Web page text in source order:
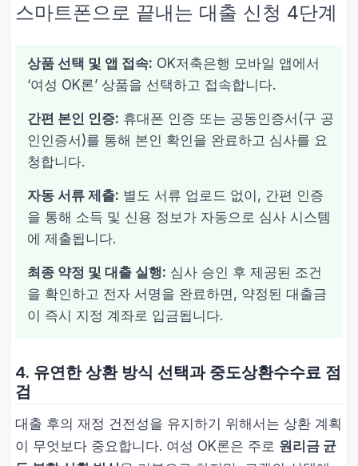
스마트폰으로 끝내는 대출 신청 4단계
상품 선택 및 앱 접속: OK저축은행 모바일 앱에서
‘여성 OK론’ 상품을 선택하고 접속합니다.
간편 본인 인증: 휴대폰 인증 또는 공동인증서(구 공
인인증서)를 통해 본인 확인을 완료하고 심사를 요
청합니다.
자동 서류 제출: 별도 서류 업로드 없이, 간편 인증
을 통해 소득 및 신용 정보가 자동으로 심사 시스템
에 제출됩니다.
최종 약정 및 대출 실행: 심사 승인 후 제공된 조건
을 확인하고 전자 서명을 완료하면, 약정된 대출금
이 즉시 지정 계좌로 입금됩니다.
4. 유연한 상환 방식 선택과 중도상환수수료 점
검
대출 후의 재정 건전성을 유지하기 위해서는 상환 계획
이 무엇보다 중요합니다. 여성 OK론은 주로 원리금 균